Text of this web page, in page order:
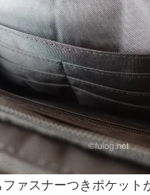
ァスナーつきポケット